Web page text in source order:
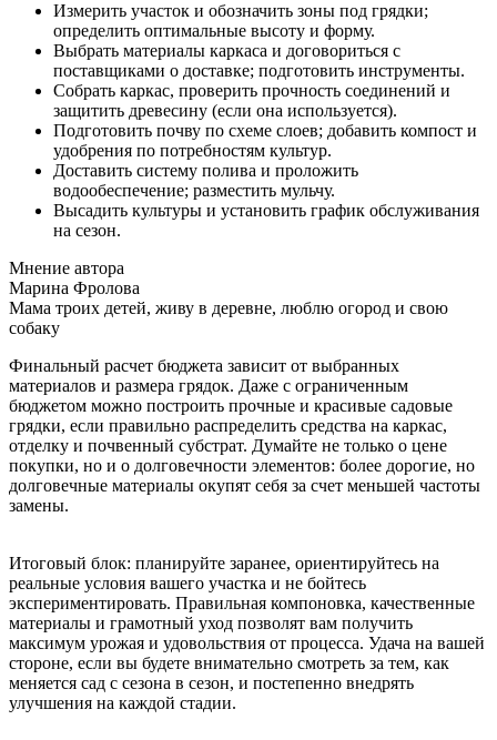
Измерить участок и обозначить зоны под грядки;
определить оптимальные высоту и форму.
Выбрать материалы каркаса и договориться с
поставщиками о доставке; подготовить инструменты.
Собрать каркас, проверить прочность соединений и
защитить древесину (если она используется).
Подготовить почву по схеме слоев; добавить компост и
удобрения по потребностям культур.
Доставить систему полива и проложить
водообеспечение; разместить мульчу.
Высадить культуры и установить график обслуживания
на сезон.
Мнение автора
Марина Фролова
Мама троих детей, живу в деревне, люблю огород и свою
собаку
Финальный расчет бюджета зависит от выбранных
материалов и размера грядок. Даже с ограниченным
бюджетом можно построить прочные и красивые садовые
грядки, если правильно распределить средства на каркас,
отделку и почвенный субстрат. Думайте не только о цене
покупки, но и о долговечности элементов: более дорогие, но
долговечные материалы окупят себя за счет меньшей частоты
замены.
Итоговый блок: планируйте заранее, ориентируйтесь на
реальные условия вашего участка и не бойтесь
экспериментировать. Правильная компоновка, качественные
материалы и грамотный уход позволят вам получить
максимум урожая и удовольствия от процесса. Удача на вашей
стороне, если вы будете внимательно смотреть за тем, как
меняется сад с сезона в сезон, и постепенно внедрять
улучшения на каждой стадии.